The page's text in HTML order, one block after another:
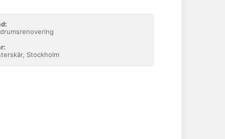
Stockholm